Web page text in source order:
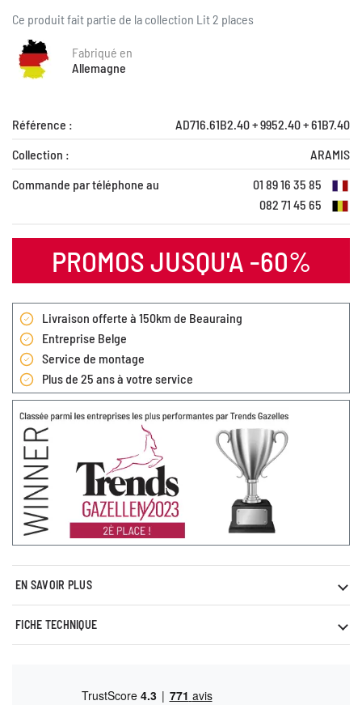
Ce produit fait partie de la collection Lit 2 places
Fabriqué en
Allemagne
Référence :
AD716.61B2.40 + 9952.40 + 61B7.40
Collection :
ARAMIS
Commande par téléphone au
01 89 16 35 85
082 71 45 65
PROMOS JUSQU'A -60%
Livraison offerte à 150km de Beauraing
Entreprise Belge
Service de montage
Plus de 25 ans à votre service
EN SAVOIR PLUS
FICHE TECHNIQUE